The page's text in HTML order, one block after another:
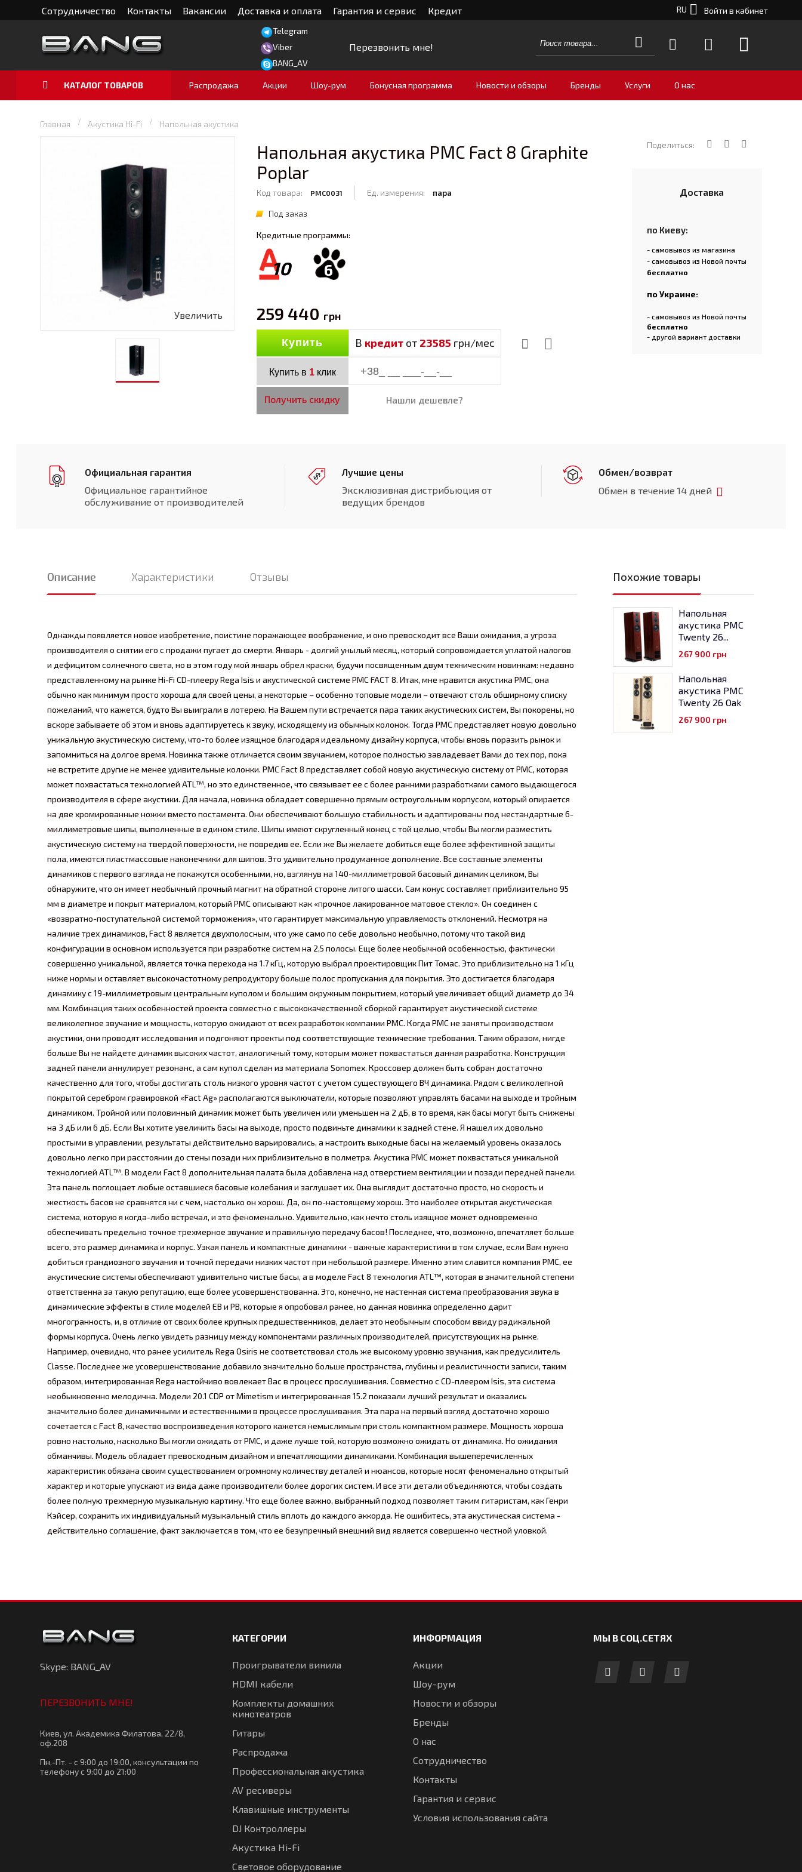
Сотрудничество Контакты Вакансии Доставка и оплата Гарантия и сервис Кредит Войти в кабинет
RU
Telegram
Viber
BANG_AV
Перезвонить мне!
КАТАЛОГ ТОВАРОВ Распродажа Акции Шоу-рум Бонусная программа Новости и обзоры Бренды Услуги О нас
Главная Акустика Hi-Fi Напольная акустика
Увеличить
Напольная акустика PMC Fact 8 Graphite
Poplar
Код товара: PMC0031 Ед. измерения: пара
Под заказ
Кредитные программы:
10 6
259 440 грн
Купить В кредитот 23585 грн/мес
Купить в 1клик
Нашли дешевле?
Получить скидку
Поделиться:
Доставка
по Киеву:
- самовывоз из магазина
- самовывоз из Новой почты
бесплатно
по Украине:
- самовывоз из Новой почты
бесплатно
- другой вариант доставки
Официальная гарантия
Официальное гарантийное
обслуживание от производителей
Лучшие цены
Эксклюзивная дистрибьюция от
ведущих брендов
Обмен/возврат
Обмен в течение 14 дней
Описание Характеристики Отзывы
Однажды появляется новое изобретение, поистине поражающее воображение, и оно превосходит все Ваши ожидания, а угроза
производителя о снятии его с продажи пугает до смерти. Январь - долгий унылый месяц, который сопровождается уплатой налогов
и дефицитом солнечного света, но в этом году мой январь обрел краски, будучи посвященным двум техническим новинкам: недавно
представленному на рынке Hi-Fi CD-плееру Rega Isis и акустической системе PMC FACT 8. Итак, мне нравится акустика PMC, она
обычно как минимум просто хороша для своей цены, а некоторые – особенно топовые модели – отвечают столь обширному списку
пожеланий, что кажется, будто Вы выиграли в лотерею. На Вашем пути встречается пара таких акустических систем, Вы покорены, но
вскоре забываете об этом и вновь адаптируетесь к звуку, исходящему из обычных колонок. Тогда PMC представляет новую довольно
уникальную акустическую систему, что-то более изящное благодаря идеальному дизайну корпуса, чтобы вновь поразить рынок и
запомниться на долгое время. Новинка также отличается своим звучанием, которое полностью завладевает Вами до тех пор, пока
не встретите другие не менее удивительные колонки. PMC Fact 8 представляет собой новую акустическую систему от PMC, которая
может похвастаться технологией ATL™, но это единственное, что связывает ее с более ранними разработками самого выдающегося
производителя в сфере акустики. Для начала, новинка обладает совершенно прямым остроугольным корпусом, который опирается
на две хромированные ножки вместо постамента. Они обеспечивают большую стабильность и адаптированы под нестандартные 6-
миллиметровые шипы, выполненные в едином стиле. Шипы имеют скругленный конец с той целью, чтобы Вы могли разместить
акустическую систему на твердой поверхности, не повредив ее. Если же Вы желаете добиться еще более эффективной защиты
пола, имеются пластмассовые наконечники для шипов. Это удивительно продуманное дополнение. Все составные элементы
динамиков с первого взгляда не покажутся особенными, но, взглянув на 140-миллиметровой басовый динамик целиком, Вы
обнаружите, что он имеет необычный прочный магнит на обратной стороне литого шасси. Сам конус составляет приблизительно 95
мм в диаметре и покрыт материалом, который PMC описывают как «прочное лакированное матовое стекло». Он соединен с
«возвратно-поступательной системой торможения», что гарантирует максимальную управляемость отклонений. Несмотря на
наличие трех динамиков, Fact 8 является двухполосным, что уже само по себе довольно необычно, потому что такой вид
конфигурации в основном используется при разработке систем на 2,5 полосы. Еще более необычной особенностью, фактически
совершенно уникальной, является точка перехода на 1.7 кГц, которую выбрал проектировщик Пит Томас. Это приблизительно на 1 кГц
ниже нормы и оставляет высокочастотному репродуктору больше полос пропускания для покрытия. Это достигается благодаря
динамику с 19-миллиметровым центральным куполом и большим окружным покрытием, который увеличивает общий диаметр до 34
мм. Комбинация таких особенностей проекта совместно с высококачественной сборкой гарантирует акустической системе
великолепное звучание и мощность, которую ожидают от всех разработок компании PMC. Когда PMC не заняты производством
акустики, они проводят исследования и подгоняют проекты под соответствующие технические требования. Таким образом, нигде
больше Вы не найдете динамик высоких частот, аналогичный тому, которым может похвастаться данная разработка. Конструкция
задней панели аннулирует резонанс, а сам купол сделан из материала Sonomex. Кроссовер должен быть собран достаточно
качественно для того, чтобы достигать столь низкого уровня частот с учетом существующего ВЧ динамика. Рядом с великолепной
покрытой серебром гравировкой «Fact Ag» располагаются выключатели, которые позволяют управлять басами на выходе и тройным
динамиком. Тройной или половинный динамик может быть увеличен или уменьшен на 2 дБ, в то время, как басы могут быть снижены
на 3 дБ или 6 дБ. Если Вы хотите увеличить басы на выходе, просто подвиньте динамики к задней стене. Я нашел их довольно
простыми в управлении, результаты действительно варьировались, а настроить выходные басы на желаемый уровень оказалось
довольно легко при расстоянии до стены позади них приблизительно в полметра. Акустика PMC может похвастаться уникальной
технологией ATL™. В модели Fact 8 дополнительная палата была добавлена над отверстием вентиляции и позади передней панели.
Эта панель поглощает любые оставшиеся басовые колебания и заглушает их. Она выглядит достаточно просто, но скорость и
жесткость басов не сравнятся ни с чем, настолько он хорош. Да, он по-настоящему хорош. Это наиболее открытая акустическая
система, которую я когда-либо встречал, и это феноменально. Удивительно, как нечто столь изящное может одновременно
обеспечивать предельно точное трехмерное звучание и правильную передачу басов! Последнее, что, возможно, впечатляет больше
всего, это размер динамика и корпус. Узкая панель и компактные динамики - важные характеристики в том случае, если Вам нужно
добиться грандиозного звучания и точной передачи низких частот при небольшой размере. Именно этим славится компания PMC, ее
акустические системы обеспечивают удивительно чистые басы, а в моделе Fact 8 технология ATL™, которая в значительной степени
ответственна за такую репутацию, еще более усовершенствованна. Это, конечно, не настенная система преобразования звука в
динамические эффекты в стиле моделей EB и PB, которые я опробовал ранее, но данная новинка определенно дарит
многогранность, и, в отличие от своих более крупных предшественников, делает это необычным способом ввиду радикальной
формы корпуса. Очень легко увидеть разницу между компонентами различных производителей, присутствующих на рынке.
Например, очевидно, что ранее усилитель Rega Osiris не соответствовал столь же высокому уровню звучания, как предусилитель
Classe. Последнее же усовершенствование добавило значительно больше пространства, глубины и реалистичности записи, таким
образом, интегрированная Rega настойчиво вовлекает Вас в процесс прослушивания. Совместно с CD-плеером Isis, эта система
необыкновенно мелодична. Модели 20.1 CDP от Mimetism и интегрированная 15.2 показали лучший результат и оказались
значительно более динамичными и естественными в процессе прослушивания. Эта пара на первый взгляд достаточно хорошо
сочетается с Fact 8, качество воспроизведения которого кажется немыслимым при столь компактном размере. Мощность хороша
ровно настолько, насколько Вы могли ожидать от PMC, и даже лучше той, которую возможно ожидать от динамика. Но ожидания
обманчивы. Модель обладает превосходным дизайном и впечатляющими динамиками. Комбинация вышеперечисленных
характеристик обязана своим существованием огромному количеству деталей и нюансов, которые носят феноменально открытый
характер и которые упускают из вида даже производители более дорогих систем. И все эти детали объединяются, чтобы создать
более полную трехмерную музыкальную картину. Что еще более важно, выбранный подход позволяет таким гитаристам, как Генри
Кэйсер, сохранить их индивидуальный музыкальный стиль вплоть до каждого аккорда. Не ошибитесь, эта акустическая система -
действительно соглашение, факт заключается в том, что ее безупречный внешний вид является совершенно честной уловкой.
Похожие товары
Напольная
акустика PMC
Twenty 26...
267 900 грн
Напольная
акустика PMC
Twenty 26 Oak
267 900 грн
Skype: BANG_AV
ПЕРЕЗВОНИТЬ МНЕ!
Киев, ул. Академика Филатова, 22/8,
оф.208
Пн.-Пт. - с 9:00 до 19:00, консультации по
телефону с 9:00 до 21:00
КАТЕГОРИИ
Проигрыватели винила
HDMI кабели
Комплекты домашних
кинотеатров
Гитары
Распродажа
Профессиональная акустика
AV ресиверы
Клавишные инструменты
DJ Контроллеры
Акустика Hi-Fi
Световое оборудование
ИНФОРМАЦИЯ
Акции
Шоу-рум
Новости и обзоры
Бренды
О нас
Сотрудничество
Контакты
Гарантия и сервис
Условия использования сайта
МЫ В СОЦ.СЕТЯХ